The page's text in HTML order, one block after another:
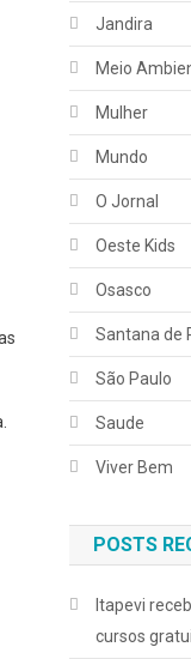
Jandira
Meio
Mulher
Mundo
O Jornal
Oeste Kids
Osasco
Santana de
São Paulo
Saude
Viver Bem
POSTS
Itapevi
cursos